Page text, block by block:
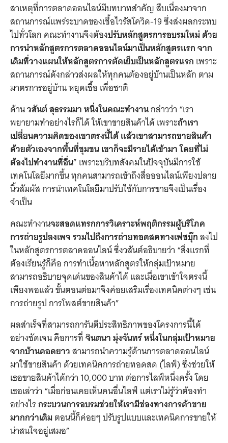
สาเหตุที่การตลาดออนไลน์มีบทบาทสำคัญ สืบเนื่องมาจาก
สถานการณ์แพร่ระบาดของเชื้อไวรัสโควิด-19 ซึ่งส่งผลกระทบ
ไปทั่วโลก คณะทำงานจึงต้องปรับหลักสูตรการอบรมใหม่ ด้วย
การนำหลักสูตรการตลาดออนไลน์มาเป็นหลักสูตรแรก จาก
เดิมที่วางแผนให้หลักสูตรการตัดเย็บเป็นหลักสูตรแรก เพราะ
สถานการณ์ดังกล่าวส่งผลให้ทุกคนต้องอยู่บ้านเป็นหลัก ตาม
มาตรการอยู่บ้าน หยุดเชื้อ เพื่อชาติ
ด้านวสันต์ สุธรรมมา หนึ่งในคณะทำงานกล่าวว่า “เรา
พยายามทำอย่างไรก็ได้ ให้เขาขายสินค้าได้ เพราะถ้าเรา
เปลี่ยนความคิดของเขาตรงนี้ได้ แล้วเขาสามารถขายสินค้า
ด้วยตัวเองจากพื้นที่ชุมชน เขาก็จะมีรายได้เข้ามา โดยที่ไม่
ต้องไปทำงานที่อื่น” เพราะบริบทสังคมในปัจจุบันมีการใช้
เทคโนโลยีมากขึ้น ทุกคนสามารถเข้าถึงสื่อออนไลน์เพียงปลาย
นิ้วสัมผัส การนำเทคโนโลยีมาปรับใช้กับการขายจึงเป็นเรื่อง
จำเป็น
คณะทำงานจะสอดแทรกการวิเคราะห์พฤติกรรมผู้บริโภค
การถ่ายรูปลงเพจ รวมไปถึงการถ่ายทอดสดทางเฟซบุ๊กลงไป
ในหลักสูตรการตลาดออนไลน์ ซึ่งวสันต์อธิบายว่า “สิ่งแรกที่
ต้องเรียนรู้ก็คือ การทำเนื้อหาหลักสูตรให้กลุ่มเป้าหมาย
สามารถอธิบายจุดเด่นของสินค้าได้ และเมื่อเขาเข้าใจตรงนี้
เพียงพอแล้ว ขั้นตอนต่อมาจึงค่อยเสริมเรื่องเทคนิคต่างๆ เช่น
การถ่ายรูป การโพสต์ขายสินค้า”
ผลสำเร็จที่สามารถการันตีประสิทธิภาพของโครงการนี้ได้
อย่างชัดเจน คือการที่จินตนา มุ่งจันทร์หนึ่งในกลุ่มเป้าหมาย
จากบ้านคอดยาวสามารถนำความรู้ด้านการตลาดออนไลน์
มาใช้ขายสินค้า ด้วยเทคนิคการถ่ายทอดสด (ไลฟ์) ซึ่งช่วยให้
เธอขายสินค้าได้กว่า 10,000 บาท ต่อการไลฟ์หนึ่งครั้ง โดย
เธอเล่าว่า “เมื่อก่อนเคยเห็นคนอื่นไลฟ์ แต่เราไม่รู้ว่าต้องทำ
อย่างไรกระบวนการอบรมช่วยให้เรามีช่องทางการค้าขาย
มากกว่าเดิม ตอนนี้ก็ค่อยๆ ปรับรูปแบบและเทคนิคการขายให้
น่าสนใจอยู่เสมอ”